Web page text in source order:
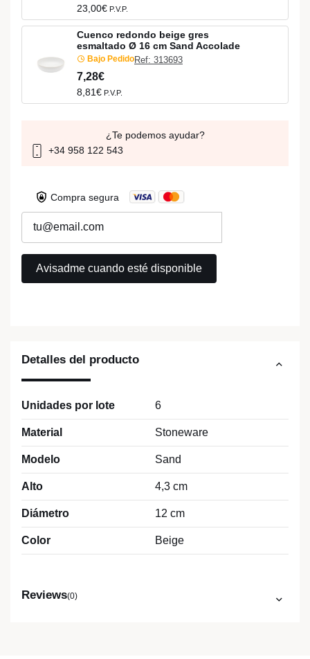
Detalles del producto
Unidades por lote 6
Material Stoneware
Modelo Sand
Alto 4,3 cm
Diámetro 12 cm
Color Beige
Reviews(0)
23,00€ P.V.P.
Cuenco redondo beige gres
esmaltado Ø 16 cm Sand Accolade
Bajo PedidoRef: 313693
7,28€
8,81€ P.V.P.
¿Te podemos ayudar?
+34 958 122 543
Compra segura